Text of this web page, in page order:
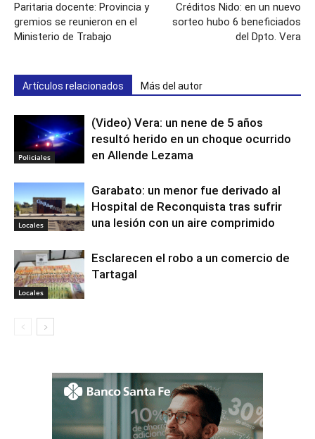
Paritaria docente: Provincia y
gremios se reunieron en el
Ministerio de Trabajo
Créditos Nido: en un nuevo
sorteo hubo 6 beneficiados
del Dpto. Vera
Artículos relacionados Más del autor
Policiales
(Video) Vera: un nene de 5 años
resultó herido en un choque ocurrido
en Allende Lezama
Locales
Garabato: un menor fue derivado al
Hospital de Reconquista tras sufrir
una lesión con un aire comprimido
Locales
Esclarecen el robo a un comercio de
Tartagal